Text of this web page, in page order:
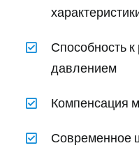
Способность
давлением
Компенсация
Современное